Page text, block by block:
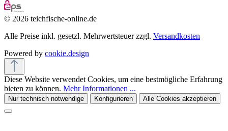
© 2026 teichfische-online.de
Alle Preise inkl. gesetzl. Mehrwertsteuer zzgl. Versandkosten
Powered by cookie.design
Diese Website verwendet Cookies, um eine bestmögliche Erfahrung
bieten zu können. Mehr Informationen ...
Nur technisch notwendige Konfigurieren Alle Cookies akzeptieren